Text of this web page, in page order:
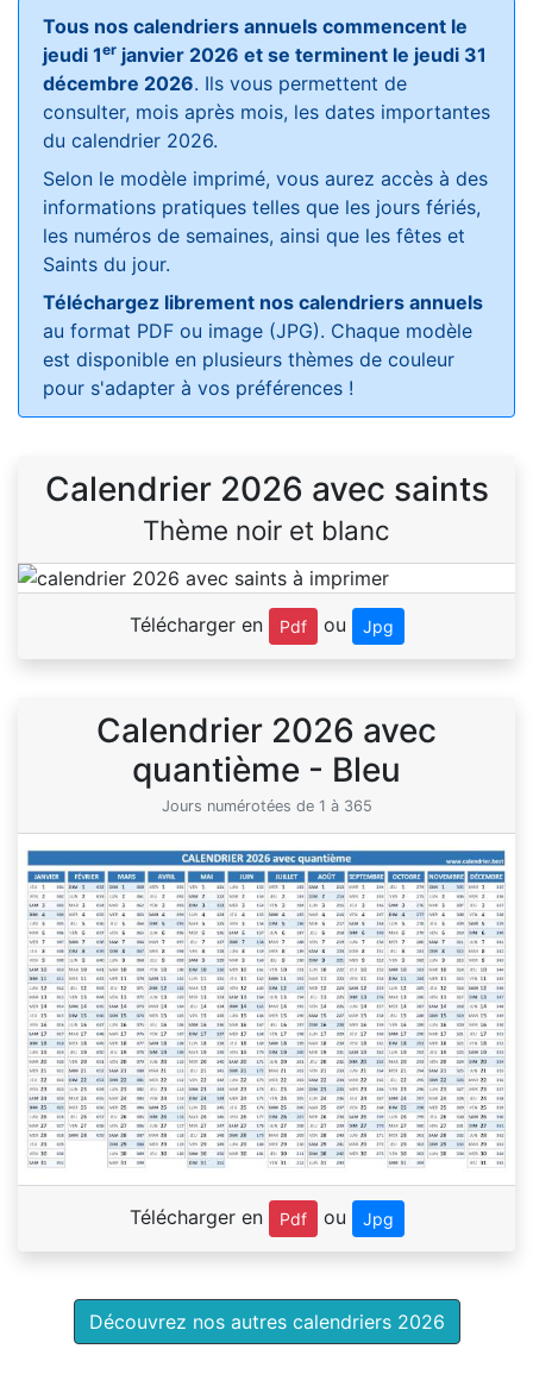
Tous nos calendriers annuels commencent le
jeudi 1er janvier 2026 et se terminent le jeudi 31
décembre 2026. Ils vous permettent de
consulter, mois après mois, les dates importantes
du calendrier 2026.
Selon le modèle imprimé, vous aurez accès à des
informations pratiques telles que les jours fériés,
les numéros de semaines, ainsi que les fêtes et
Saints du jour.
Téléchargez librement nos calendriers annuels
au format PDF ou image (JPG). Chaque modèle
est disponible en plusieurs thèmes de couleur
pour s'adapter à vos préférences !
Calendrier 2026 avec saints
Thème noir et blanc
Télécharger en Pdf ou Jpg
Calendrier 2026 avec
quantième - Bleu
Jours numérotées de 1 à 365
Télécharger en Pdf ou Jpg
Découvrez nos autres calendriers 2026